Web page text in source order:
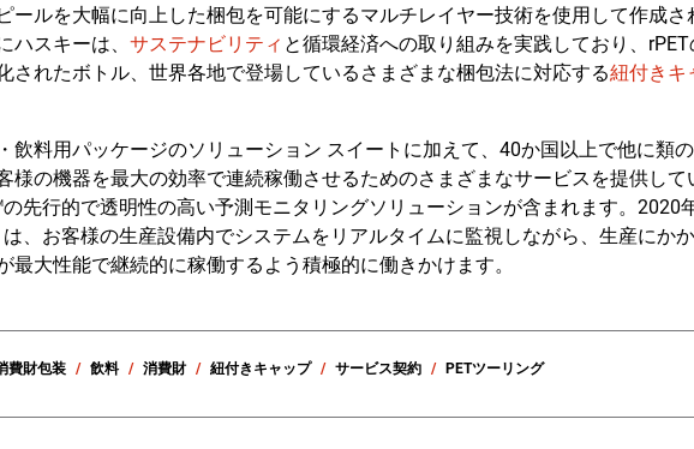
ールを大幅に向上した梱包を可能にするマルチレイヤー技術を使用して作成
ハスキーは、サステナビリティ と循環経済への取り組みを実践しており、
されたボトル、世界各地で登場しているさまざまな梱包法に対応する紐付きキ
飲料用パッケージのソリューション スイートに加えて、40か国以上で他に類
様の機器を最大の効率で連続稼働させるためのさまざまなサービスを提供して
の先行的で透明性の高い予測モニタリングソリューションが含まれます。2020
は、お客様の生産設備内でシステムをリアルタイムに監視しながら、生産にか
最大性能で継続的に稼働するよう積極的に働きかけます。
費財包装 飲料 消費財 紐付きキャップ サービス契約 PETツーリング